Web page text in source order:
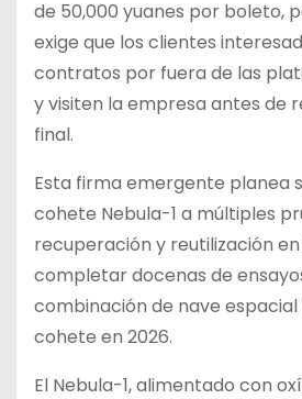
de 50,000 yuanes por boleto,
exige que los clientes
contratos por fuera de las
y visiten la empresa antes de
final.
Esta firma emergente planea
cohete Nebula-1 a múltiples
recuperación y reutilización en
completar docenas de
combinación de nave
cohete en 2026.
El Nebula-1, alimentado con